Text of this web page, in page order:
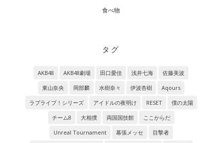
食べ物
タグ
AKB48 AKB48劇場 田口愛佳 浅井七海
佐藤美波
東山奈央
岡部麟 水樹奈々 伊波杏樹
Aqours
ラブライブ！シリーズ
アイドルの夜明け RESET
僕の太陽
チーム8
大相撲 両国国技館
ここからだ
Unreal Tournament
幕張メッセ
目撃者